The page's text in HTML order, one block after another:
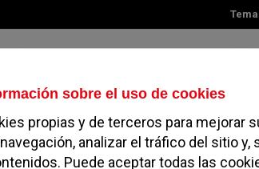
Jueves, 06 de agosto de 2026
NOROESTE SOCIEDAD MAGAZINE SERVICIOS